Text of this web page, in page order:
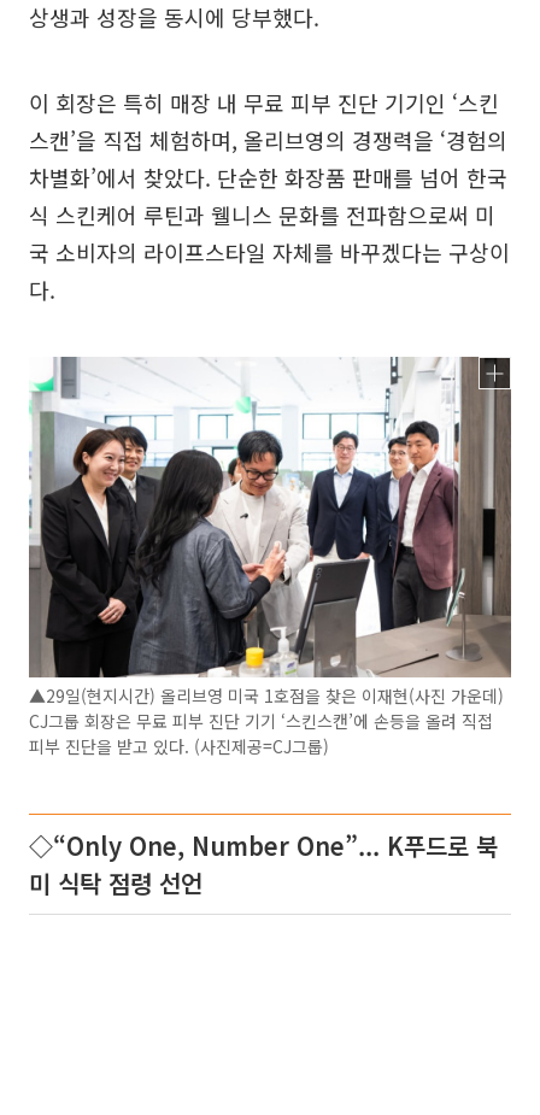
상생과 성장을 동시에 당부했다.
이 회장은 특히 매장 내 무료 피부 진단 기기인 ‘스킨
스캔’을 직접 체험하며, 올리브영의 경쟁력을 ‘경험의
차별화’에서 찾았다. 단순한 화장품 판매를 넘어 한국
식 스킨케어 루틴과 웰니스 문화를 전파함으로써 미
국 소비자의 라이프스타일 자체를 바꾸겠다는 구상이
다.
▲29일(현지시간) 올리브영 미국 1호점을 찾은 이재현(사진 가운데)
CJ그룹 회장은 무료 피부 진단 기기 ‘스킨스캔’에 손등을 올려 직접
피부 진단을 받고 있다. (사진제공=CJ그룹)
◇“Only One, Number One”... K푸드로 북
미 식탁 점령 선언